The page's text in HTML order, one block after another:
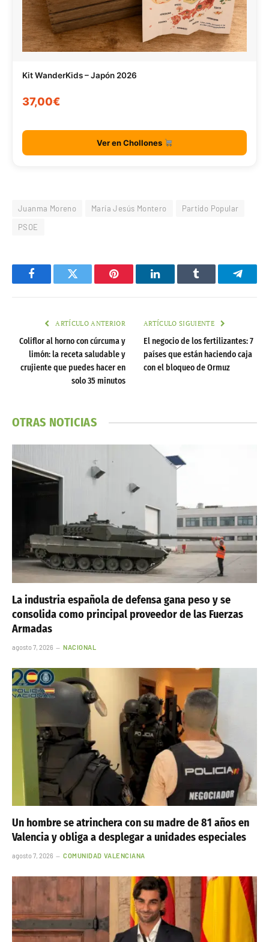
Kit WanderKids – Japón 2026
37,00€
Ver en Chollones
Juanma Moreno María Jesús Montero
Partido Popular
PSOE
FacebookTwitter Pinterest LinkedInTumblr
ARTÍCULO ANTERIOR
Coliflor al horno con cúrcuma y
limón: la receta saludable y
crujiente que puedes hacer en
solo 35 minutos
ARTÍCULO SIGUIENTE
El negocio de los fertilizantes: 7
países que están haciendo caja
con el bloqueo de Ormuz
OTRAS NOTICIAS
La industria española de defensa gana peso y se
consolida como principal proveedor de las Fuerzas
Armadas
agosto 7, 2026 NACIONAL
Un hombre se atrinchera con su madre de 81 años en
Valencia y obliga a desplegar a unidades especiales
agosto 7, 2026 COMUNIDAD VALENCIANA